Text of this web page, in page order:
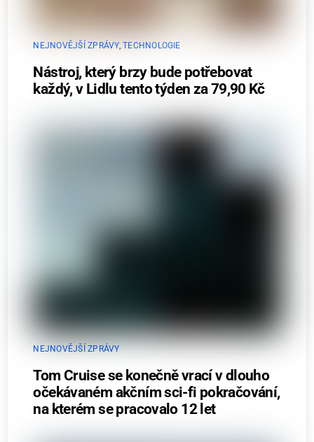
NEJNOVĚJŠÍ ZPRÁVY,TECHNOLOGIE
Nástroj, který brzy bude potřebovat
každý, v Lidlu tento týden za 79,90 Kč
NEJNOVĚJŠÍ ZPRÁVY
Tom Cruise se konečně vrací v dlouho
očekávaném akčním sci-fi pokračování,
na kterém se pracovalo 12 let